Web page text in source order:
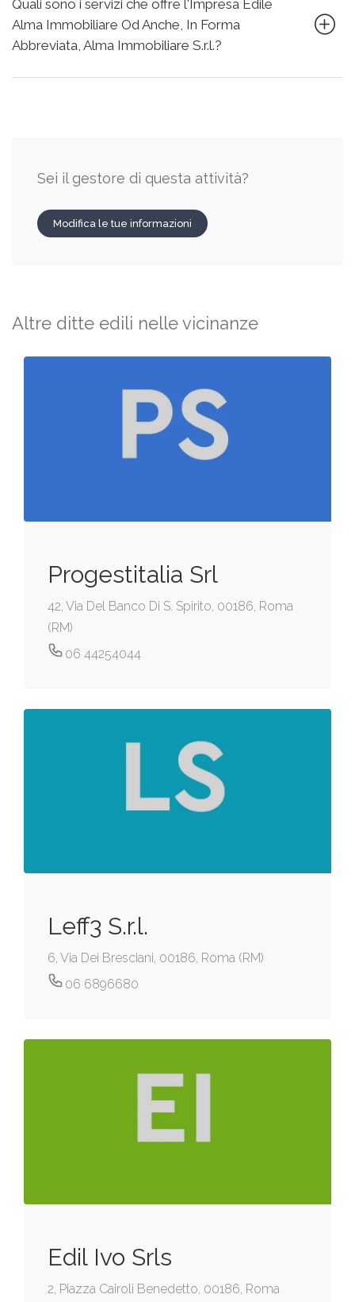
Quali sono i servizi che offre l'Impresa Edile
Alma Immobiliare Od Anche, In Forma
Abbreviata, Alma Immobiliare S.r.l.?
Sei il gestore di questa attività?
Modifica le tue informazioni
Altre ditte edili nelle vicinanze
Progestitalia Srl
42, Via Del Banco Di S. Spirito, 00186, Roma
(RM)
06 44254044
Leff3 S.r.l.
6, Via Dei Bresciani, 00186, Roma (RM)
06 6896680
Edil Ivo Srls
2, Piazza Cairoli Benedetto, 00186, Roma